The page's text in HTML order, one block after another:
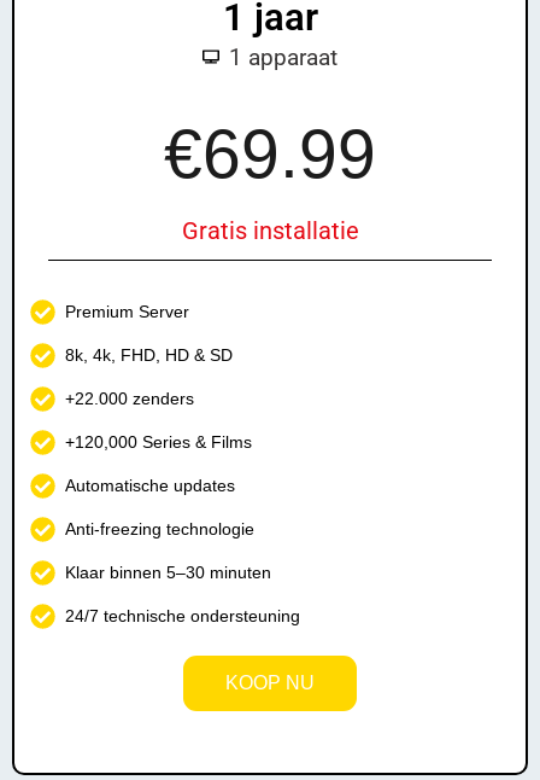
1 jaar
1 apparaat
€69.99
Gratis installatie
Premium Server
8k, 4k, FHD, HD & SD
+22.000 zenders
+120,000 Series & Films
Automatische updates
Anti-freezing technologie
Klaar binnen 5–30 minuten
24/7 technische ondersteuning
KOOP NU